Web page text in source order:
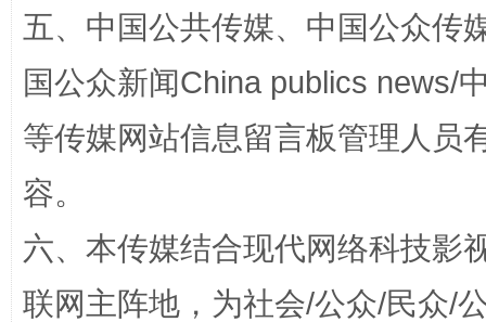
五、中国公共传媒、中国公众传
国公众新闻China publics news/
等传媒网站信息留言板管理人员
容。
六、本传媒结合现代网络科技影
联网主阵地，为社会/公众/民众/